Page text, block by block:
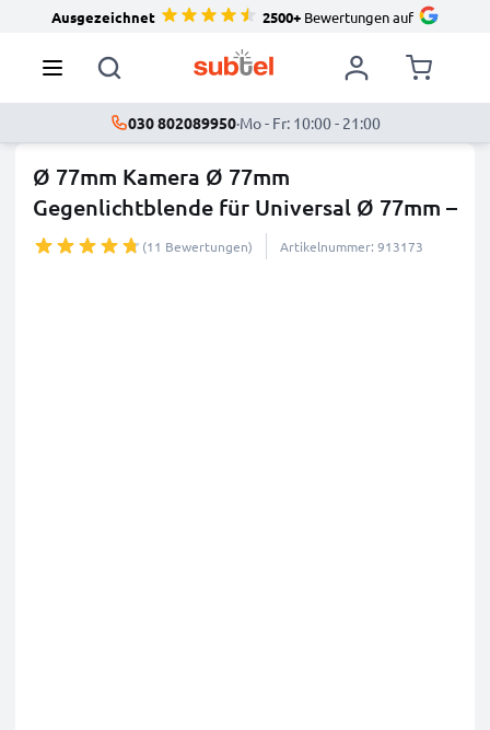
Ausgezeichnet 2500+Bewertungen auf
030 802089950·Mo - Fr: 10:00 - 21:00
Ø 77mm Kamera Ø 77mm
Gegenlichtblende für Universal Ø 77mm –
...mehr (11 Bewertungen) Artikelnummer: 913173